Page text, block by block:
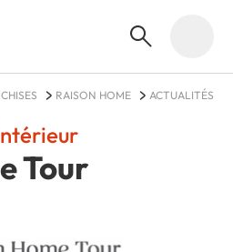
RAISON HOME ACTUALITÉS
Tour